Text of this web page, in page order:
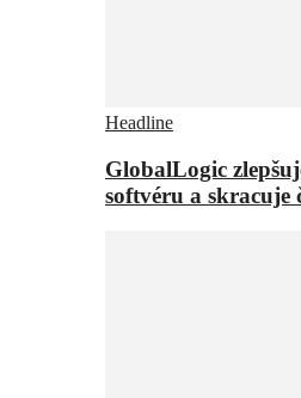
Headline
GlobalLogic
softvéru a